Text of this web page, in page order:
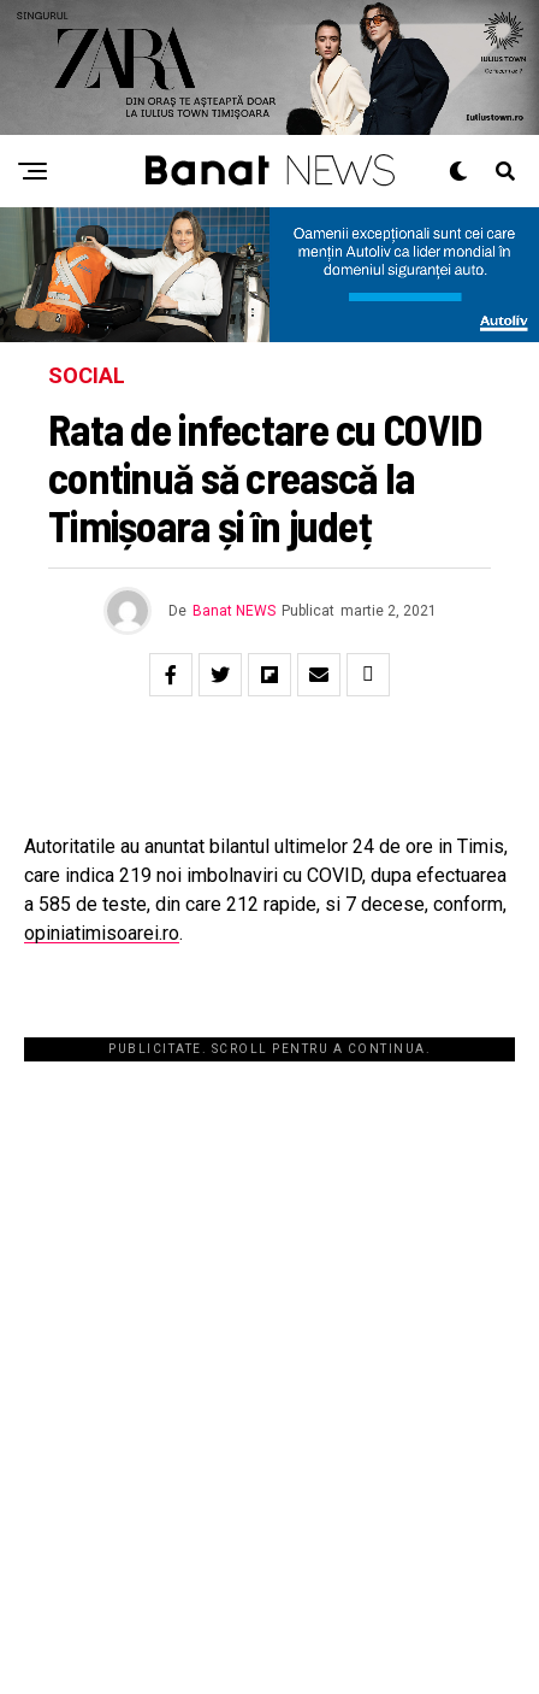
SOCIAL
Rata de infectare cu COVID
continuă să crească la
Timișoara și în județ
De Banat NEWS Publicat martie 2, 2021
Autoritatile au anuntat bilantul ultimelor 24 de ore in Timis,
care indica 219 noi imbolnaviri cu COVID, dupa efectuarea
a 585 de teste, din care 212 rapide, si 7 decese, conform,
opiniatimisoarei.ro.
PUBLICITATE. SCROLL PENTRU A CONTINUA.